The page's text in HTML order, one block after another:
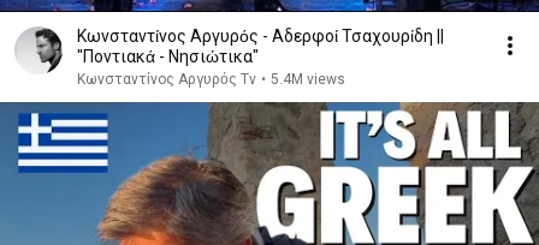
Κωνσταντίνος Αργυρός - Αδερφοί Τσαχουρίδη ||
"Ποντιακά - Νησιώτικα"
Κωνσταντίνος Αργυρός Tv • 5.4M views